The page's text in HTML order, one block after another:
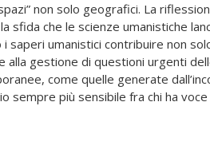
non solo geografici. La
sfida che le scienze umanistiche
saperi umanistici contribuire non
alla gestione di questioni urgenti
come quelle generate
sempre più sensibile fra chi ha
indagati. La percezione di una
l’esigenza di uno “spazio”
connotato, necessario
interpretativo, accomunano la